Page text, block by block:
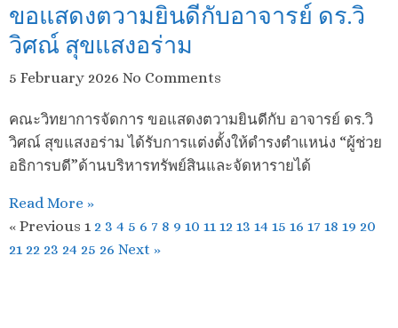
ขอแสดงตวามยินดีกับอาจารย์ ดร.วิ
วิศณ์ สุขแสงอร่าม
5 February 2026 No Comments
คณะวิทยาการจัดการ ขอแสดงตวามยินดีกับ อาจารย์ ดร.วิ
วิศณ์ สุขแสงอร่าม ได้รับการแต่งตั้งให้ดำรงตำแหน่ง “ผู้ช่วย
อธิการบดี”ด้านบริหารทรัพย์สินและจัดหารายได้
Read More »
« Previous 1 2 3 4 5 6 7 8 9 10 11 12 13 14 15 16 17 18 19 20
21 22 23 24 25 26 Next »